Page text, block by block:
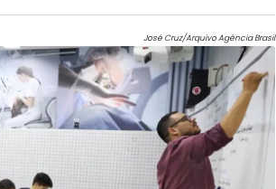
José Cruz/Arquivo Agência Brasil